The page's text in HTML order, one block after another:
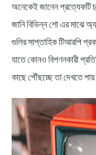
অনেকেই জানেন প্রত্যেকটি
জানি বিভিন্ন শো এর মাঝে
গুলির সাপ্তাহিক টিআরপি
যাতে কোনও বিপণনকারী
কাছে পৌঁছচ্ছে তা দেখতে